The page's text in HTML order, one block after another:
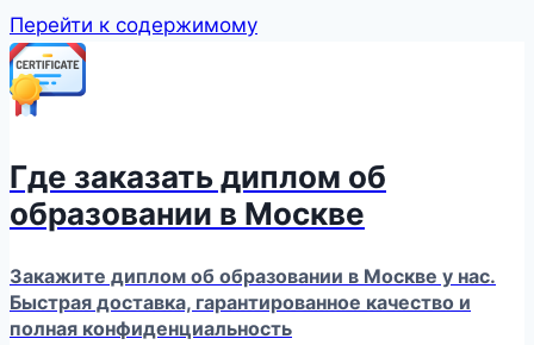
Перейти к содержимому
Где заказать диплом об
образовании в Москве
Закажите диплом об образовании в Москве у нас.
Быстрая доставка, гарантированное качество и
полная конфиденциальность